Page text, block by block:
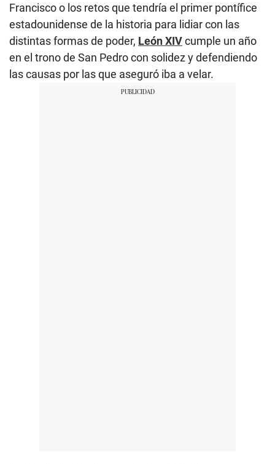
Francisco o los retos que tendría el primer pontífice
estadounidense de la historia para lidiar con las
distintas formas de poder, León XIVcumple un año
en el trono de San Pedro con solidez y defendiendo
las causas por las que aseguró iba a velar.